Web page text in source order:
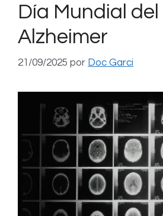
Día Mundial del
Alzheimer
21/09/2025 por Doc Garci